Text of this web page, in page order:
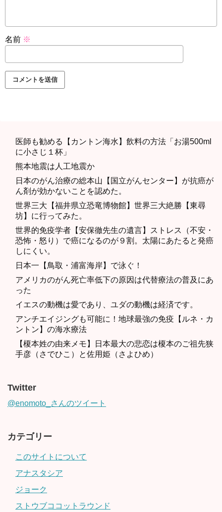
名前 ※
医師も勧める【カントン海水】飲料の方法「お湯500ml
に小さじ１杯」
熊本地震は人工地震か
日本のがん治療の総本山【国立がんセンター】が抗癌が
ん剤が効かないことを認めた。
世界三大【福井県立恐竜博物館】世界三大絶勝【東尋
坊】に行ってみた。
世界的免疫学者【安保徹先生の遺言】ストレス（不安・
恐怖・怒り）で癌になるのが９割。太陽にあたると発癌
しにくい。
日本一【鳥取・浦富海岸】で泳ぐ！
アメリカのがん死亡率低下の原因は代替療法の普及にあ
った
イエスの動機は愛であり、ユダの動機は経済です。
アンチエイジングも可能に！地球最強の免疫【ルネ・カ
ントン】の海水療法
【榎本姓の由来メモ】日本最大の悲恋は榎本のご祖先狭
手彦（さでひこ）と佐用姫（さよひめ）
Twitter
@enomoto_さんのツイート
カテゴリー
このサイトについて
アナスタシア
ジョーク
ストウブココットラウンド